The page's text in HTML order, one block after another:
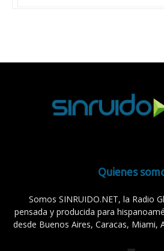
Quienes
Somos SINRUIDO.NET, la Radio
pensada y producida para
desde Buenos Aires, Caracas, Miami,